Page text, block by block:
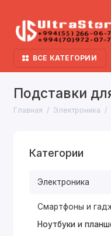
ВСЕ КАТЕГОРИИ
Подставки
Главная Электроника
Категории
Электроника
Смартфоны и
Ноутбуки и